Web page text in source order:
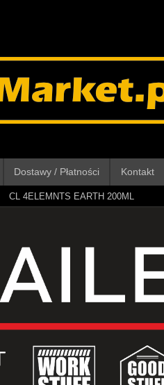
Dostawy / Płatności Kontakt
CL 4ELEMNTS EARTH 200ML